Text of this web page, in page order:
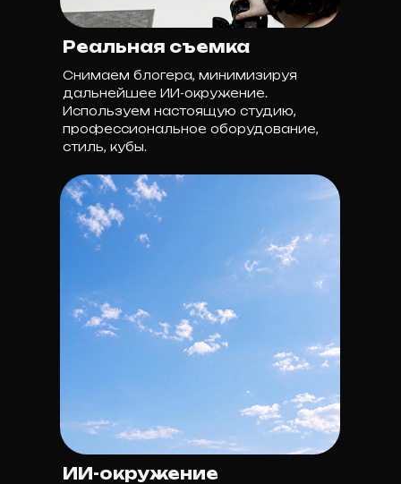
Снимаем блогера, минимизируя
дальнейшее ИИ-окружение.
Используем настоящую студию,
профессиональное оборудование,
стиль, кубы.
Реальная съемка
ИИ-окружение